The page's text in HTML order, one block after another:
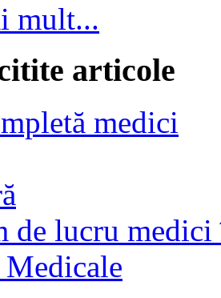
mult...
articole
medici
de lucru